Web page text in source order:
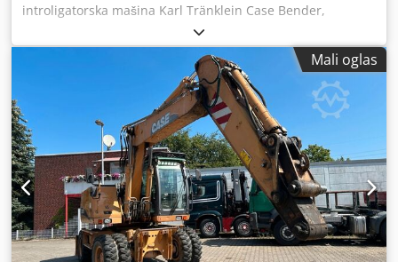
introligatorska mašina Karl Tränklein Case Bender,
namenjena za formiranje i savijanje hrbata korica knjiga u
tvrdom povezu. Uređaj daje koricama odgovarajući radijus,
što omogućava savršeno prilagođavanje bloku knjige.
Mašina je opremljena podesivim valjcima koji omogućavaju
prilagođavanje različitim debljinama korica. Čvrsta, livena
konstrukcija obezbeđuje visoku preciznost i dugovečnost.
Tehnički podaci: Proizvođač: Karl Tränklein Tip: Case
Bender / mašina za formiranje hrbata Radna širina: cca
600 mm Podešavanje pritiska valjaka Stabilna livena
konstrukcija Električni pogon Radni sto Stanje: polovna
Primena: proizvodnja knjiga u tvrdom povezu,
knjigoveznice, štamparije, Credpfxjziwnbs Alcof poligrafske
firme, proizvodnja albuma, kataloga i korica.
Mali oglas